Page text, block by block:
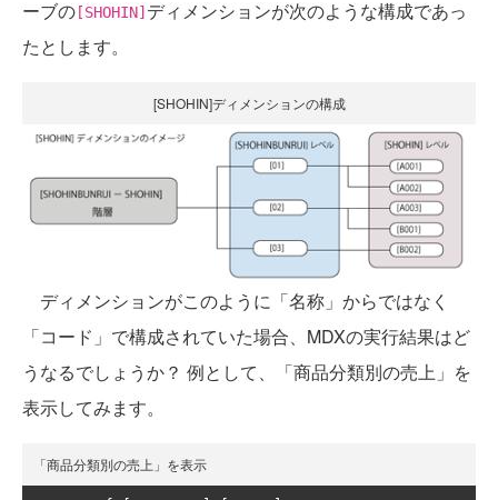
ーブの [SHOHIN] ディメンションが次のような構成であっ
たとします。
[SHOHIN]ディメンションの構成
ディメンションがこのように「名称」からではなく
「コード」で構成されていた場合、MDXの実行結果はど
うなるでしょうか？ 例として、「商品分類別の売上」を
表示してみます。
「商品分類別の売上」を表示